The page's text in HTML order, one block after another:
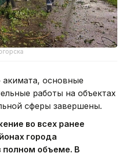
основные
работы на объектах
сферы завершены.
во всех ранее
города
полном объеме. В